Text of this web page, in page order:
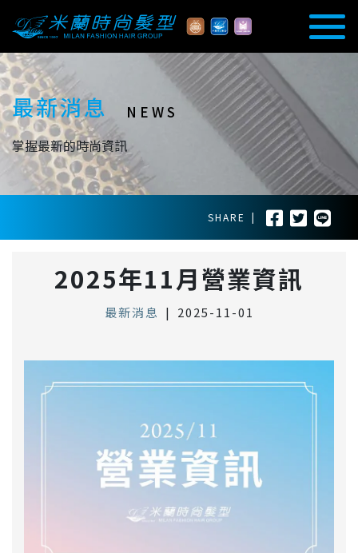
最新消息 NEWS
掌握最新的時尚資訊
SHARE |
2025年11月營業資訊
最新消息 | 2025-11-01